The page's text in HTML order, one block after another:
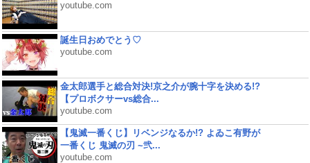
youtube.com
誕生日おめでとう♡
youtube.com
金太郎選手と総合対決!京之介が腕十字を決める!?
【プロボクサーvs総合...
youtube.com
【鬼滅一番くじ】リベンジなるか!? よゐこ有野が
一番くじ 鬼滅の刃 ~弐...
youtube.com